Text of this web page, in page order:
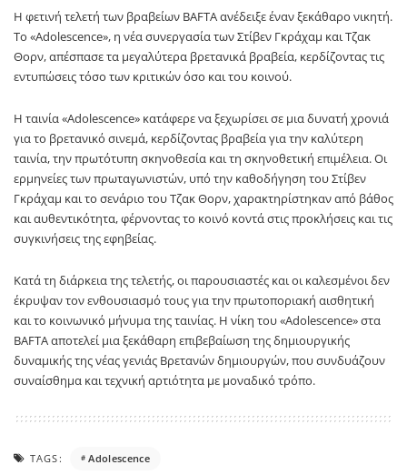
Η φετινή τελετή των βραβείων BAFTA ανέδειξε έναν ξεκάθαρο νικητή.
Το «Adolescence», η νέα συνεργασία των Στίβεν Γκράχαμ και Τζακ
Θορν, απέσπασε τα μεγαλύτερα βρετανικά βραβεία, κερδίζοντας τις
εντυπώσεις τόσο των κριτικών όσο και του κοινού.
Η ταινία «Adolescence» κατάφερε να ξεχωρίσει σε μια δυνατή χρονιά
για το βρετανικό σινεμά, κερδίζοντας βραβεία για την καλύτερη
ταινία, την πρωτότυπη σκηνοθεσία και τη σκηνοθετική επιμέλεια. Οι
ερμηνείες των πρωταγωνιστών, υπό την καθοδήγηση του Στίβεν
Γκράχαμ και το σενάριο του Τζακ Θορν, χαρακτηρίστηκαν από βάθος
και αυθεντικότητα, φέρνοντας το κοινό κοντά στις προκλήσεις και τις
συγκινήσεις της εφηβείας.
Κατά τη διάρκεια της τελετής, οι παρουσιαστές και οι καλεσμένοι δεν
έκρυψαν τον ενθουσιασμό τους για την πρωτοποριακή αισθητική
και το κοινωνικό μήνυμα της ταινίας. Η νίκη του «Adolescence» στα
BAFTA αποτελεί μια ξεκάθαρη επιβεβαίωση της δημιουργικής
δυναμικής της νέας γενιάς Βρετανών δημιουργών, που συνδυάζουν
συναίσθημα και τεχνική αρτιότητα με μοναδικό τρόπο.
TAGS: Adolescence